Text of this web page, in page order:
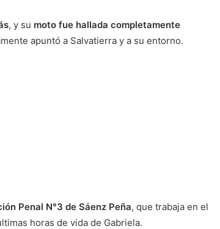
, y su moto fue hallada completamente
apuntó a Salvatierra y a su entorno.
Penal N°3 de Sáenz Peña, que trabaja en el
horas de vida de Gabriela.